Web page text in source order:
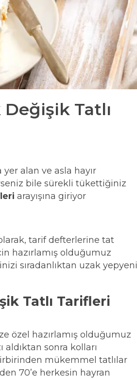
Tatlı
alan ve asla hayır
bile sürekli tükettiğiniz
arayışına giriyor
tarif defterlerine tat
hazırlamış olduğumuz
sıradanlıktan uzak yepyeni
Tatlı Tarifleri
özel hazırlamış olduğumuz
aldıktan sonra kolları
mükemmel tatlılar
70’e herkesin hayran